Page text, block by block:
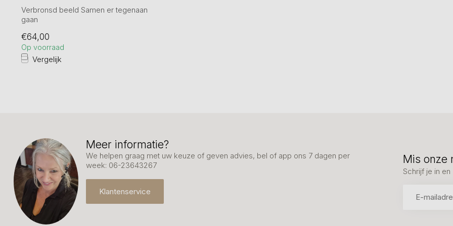
Verbronsd beeld Samen er tegenaan
gaan
€64,00
Op voorraad
Vergelijk
Meer informatie?
We helpen graag met uw keuze of geven advies, bel of app ons 7 dagen per
week: 06-23643267
Klantenservice
Mis onze
Schrijf je in